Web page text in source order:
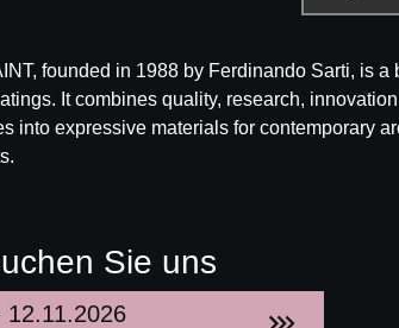
founded in 1988 by Ferdinando Sarti, is
It combines quality, research,
into expressive materials for contemporary
Sie uns
12.11.2026